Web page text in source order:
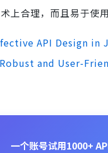
上合理，而且易于使
API Design in
and User-
一个账号试用1000+